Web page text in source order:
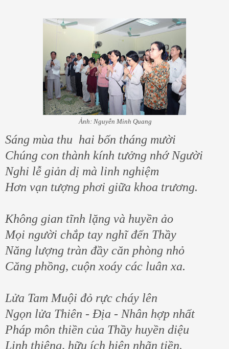
Ảnh: Nguyễn Minh Quang
Sáng mùa thu hai bốn tháng mười
Chúng con thành kính tưởng nhớ Người
Nghi lễ giản dị mà linh nghiệm
Hơn vạn tượng phơi giữa khoa trương.
Không gian tĩnh lặng và huyền ảo
Mọi người chắp tay nghĩ đến Thầy
Năng lượng tràn đầy căn phòng nhỏ
Căng phồng, cuộn xoáy các luân xa.
Lửa Tam Muội đỏ rực cháy lên
Ngọn lửa Thiên - Địa - Nhân hợp nhất
Pháp môn thiền của Thầy huyền diệu
Linh thiêng, hữu ích hiện nhãn tiền.